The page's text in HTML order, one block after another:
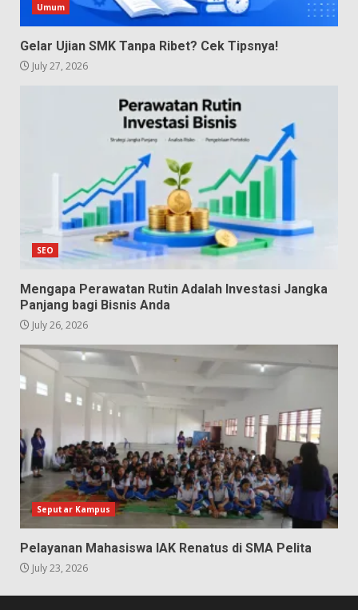
Umum
Gelar Ujian SMK Tanpa Ribet? Cek Tipsnya!
July 27, 2026
SEO
Mengapa Perawatan Rutin Adalah Investasi Jangka
Panjang bagi Bisnis Anda
July 26, 2026
Seputar Kampus
Pelayanan Mahasiswa IAK Renatus di SMA Pelita
July 23, 2026